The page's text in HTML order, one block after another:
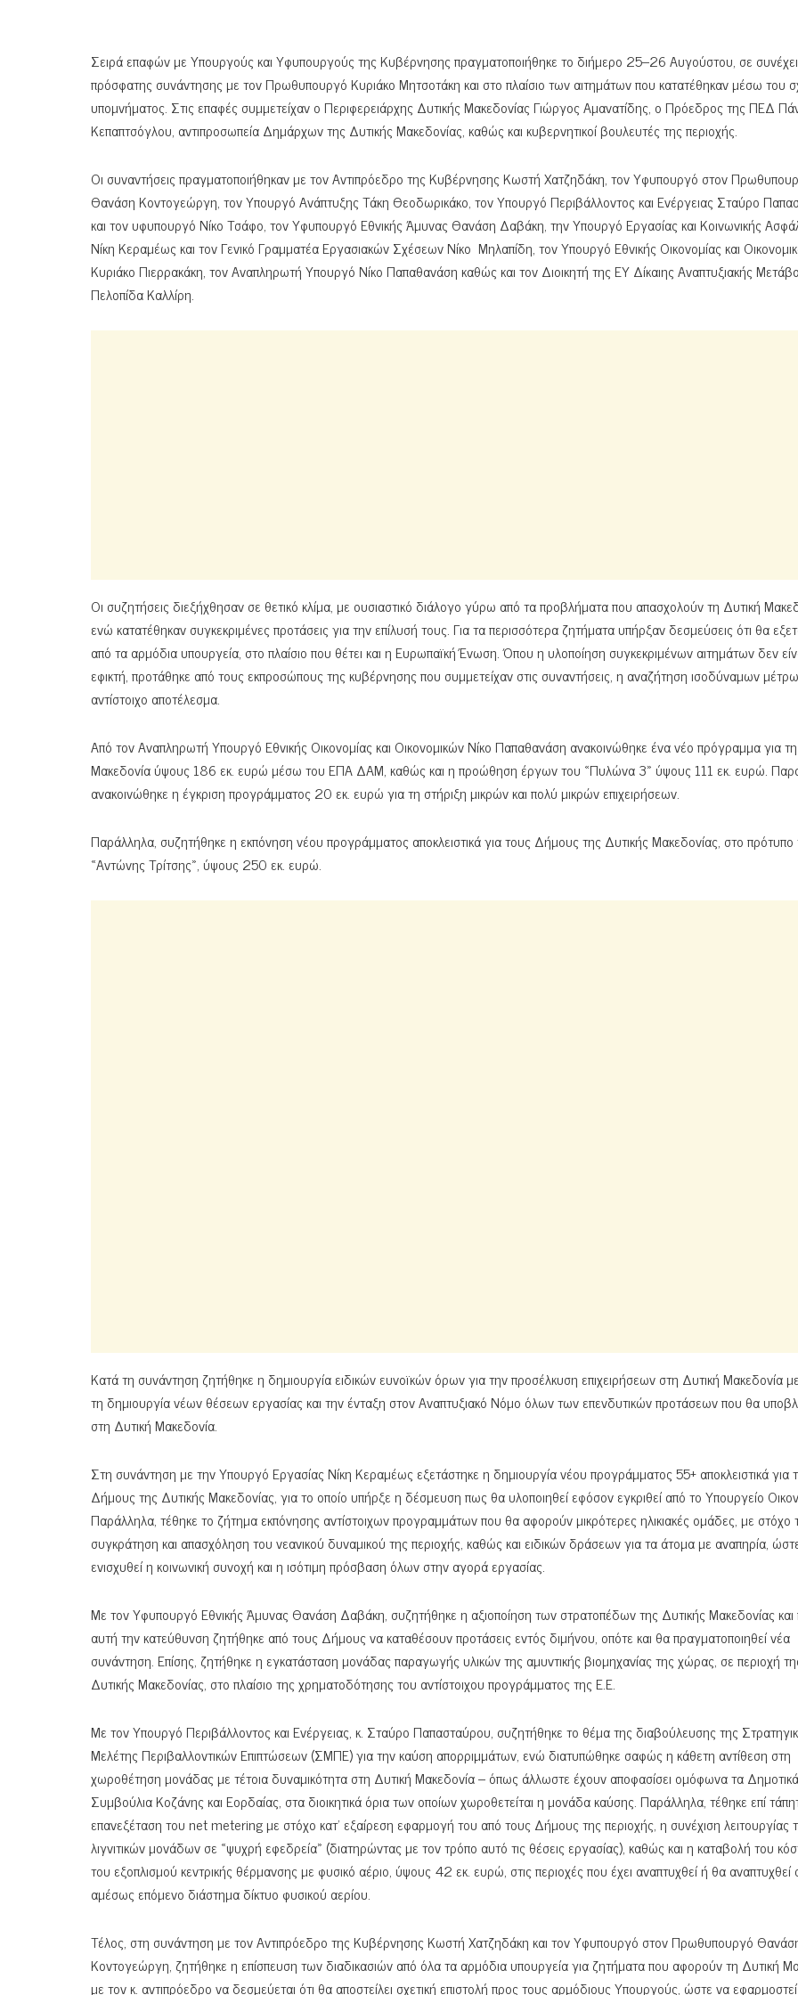
Σειρά επαφών με Υπουργούς και Υφυπουργούς της Κυβέρνησης πραγματοποιήθηκε το διήμερο 25–26 Αυγούστου, σε
πρόσφατης συνάντησης με τον Πρωθυπουργό Κυριάκο Μητσοτάκη και στο πλαίσιο των αιτημάτων που κατατέθηκαν μέσω του
υπομνήματος. Στις επαφές συμμετείχαν ο Περιφερειάρχης Δυτικής Μακεδονίας Γιώργος Αμανατίδης, ο Πρόεδρος της ΠΕΔ
Κεπαπτσόγλου, αντιπροσωπεία Δημάρχων της Δυτικής Μακεδονίας, καθώς και κυβερνητικοί βουλευτές της περιοχής.
Οι συναντήσεις πραγματοποιήθηκαν με τον Αντιπρόεδρο της Κυβέρνησης Κωστή Χατζηδάκη, τον Υφυπουργό στον
Θανάση Κοντογεώργη, τον Υπουργό Ανάπτυξης Τάκη Θεοδωρικάκο, τον Υπουργό Περιβάλλοντος και Ενέργειας Σταύρο
και τον υφυπουργό Νίκο Τσάφο, τον Υφυπουργό Εθνικής Άμυνας Θανάση Δαβάκη, την Υπουργό Εργασίας και Κοινωνικής
Νίκη Κεραμέως και τον Γενικό Γραμματέα Εργασιακών Σχέσεων Nίκο Μηλαπίδη, τον Υπουργό Εθνικής Οικονομίας και
Κυριάκο Πιερρακάκη, τον Αναπληρωτή Υπουργό Νίκο Παπαθανάση καθώς και τον Διοικητή της ΕΥ Δίκαιης Αναπτυξιακής
Πελοπίδα Καλλίρη.
Οι συζητήσεις διεξήχθησαν σε θετικό κλίμα, με ουσιαστικό διάλογο γύρω από τα προβλήματα που απασχολούν τη Δυτική
ενώ κατατέθηκαν συγκεκριμένες προτάσεις για την επίλυσή τους. Για τα περισσότερα ζητήματα υπήρξαν δεσμεύσεις ότι θα
από τα αρμόδια υπουργεία, στο πλαίσιο που θέτει και η Ευρωπαϊκή Ένωση. Όπου η υλοποίηση συγκεκριμένων αιτημάτων δεν
εφικτή, προτάθηκε από τους εκπροσώπους της κυβέρνησης που συμμετείχαν στις συναντήσεις, η αναζήτηση ισοδύναμων
αντίστοιχο αποτέλεσμα.
Από τον Αναπληρωτή Υπουργό Εθνικής Οικονομίας και Οικονομικών Νίκο Παπαθανάση ανακοινώθηκε ένα νέο πρόγραμμα για
Μακεδονία ύψους 186 εκ. ευρώ μέσω του ΕΠΑ ΔΑΜ, καθώς και η προώθηση έργων του «Πυλώνα 3» ύψους 111 εκ. ευρώ.
ανακοινώθηκε η έγκριση προγράμματος 20 εκ. ευρώ για τη στήριξη μικρών και πολύ μικρών επιχειρήσεων.
Παράλληλα, συζητήθηκε η εκπόνηση νέου προγράμματος αποκλειστικά για τους Δήμους της Δυτικής Μακεδονίας, στο
«Αντώνης Τρίτσης», ύψους 250 εκ. ευρώ.
Κατά τη συνάντηση ζητήθηκε η δημιουργία ειδικών ευνοϊκών όρων για την προσέλκυση επιχειρήσεων στη Δυτική Μακεδονία
τη δημιουργία νέων θέσεων εργασίας και την ένταξη στον Αναπτυξιακό Νόμο όλων των επενδυτικών προτάσεων που θα
στη Δυτική Μακεδονία.
Στη συνάντηση με την Υπουργό Εργασίας Νίκη Κεραμέως εξετάστηκε η δημιουργία νέου προγράμματος 55+ αποκλειστικά για
Δήμους της Δυτικής Μακεδονίας, για το οποίο υπήρξε η δέσμευση πως θα υλοποιηθεί εφόσον εγκριθεί από το Υπουργείο
Παράλληλα, τέθηκε το ζήτημα εκπόνησης αντίστοιχων προγραμμάτων που θα αφορούν μικρότερες ηλικιακές ομάδες, με στόχο
συγκράτηση και απασχόληση του νεανικού δυναμικού της περιοχής, καθώς και ειδικών δράσεων για τα άτομα με αναπηρία,
ενισχυθεί η κοινωνική συνοχή και η ισότιμη πρόσβαση όλων στην αγορά εργασίας.
Με τον Υφυπουργό Εθνικής Άμυνας Θανάση Δαβάκη, συζητήθηκε η αξιοποίηση των στρατοπέδων της Δυτικής Μακεδονίας
αυτή την κατεύθυνση ζητήθηκε από τους Δήμους να καταθέσουν προτάσεις εντός διμήνου, οπότε και θα πραγματοποιηθεί νέα
συνάντηση. Επίσης, ζητήθηκε η εγκατάσταση μονάδας παραγωγής υλικών της αμυντικής βιομηχανίας της χώρας, σε περιοχή
Δυτικής Μακεδονίας, στο πλαίσιο της χρηματοδότησης του αντίστοιχου προγράμματος της Ε.Ε.
Με τον Υπουργό Περιβάλλοντος και Ενέργειας, κ. Σταύρο Παπασταύρου, συζητήθηκε το θέμα της διαβούλευσης της
Μελέτης Περιβαλλοντικών Επιπτώσεων (ΣΜΠΕ) για την καύση απορριμμάτων, ενώ διατυπώθηκε σαφώς η κάθετη αντίθεση στη
χωροθέτηση μονάδας με τέτοια δυναμικότητα στη Δυτική Μακεδονία – όπως άλλωστε έχουν αποφασίσει ομόφωνα τα Δημοτικά
Συμβούλια Κοζάνης και Εορδαίας, στα διοικητικά όρια των οποίων χωροθετείται η μονάδα καύσης. Παράλληλα, τέθηκε επί
επανεξέταση του net metering με στόχο κατ’ εξαίρεση εφαρμογή του από τους Δήμους της περιοχής, η συνέχιση λειτουργίας
λιγνιτικών μονάδων σε «ψυχρή εφεδρεία» (διατηρώντας με τον τρόπο αυτό τις θέσεις εργασίας), καθώς και η καταβολή του
του εξοπλισμού κεντρικής θέρμανσης με φυσικό αέριο, ύψους 42 εκ. ευρώ, στις περιοχές που έχει αναπτυχθεί ή θα αναπτυχθεί
αμέσως επόμενο διάστημα δίκτυο φυσικού αερίου.
Τέλος, στη συνάντηση με τον Αντιπρόεδρο της Κυβέρνησης Κωστή Χατζηδάκη και τον Υφυπουργό στον Πρωθυπουργό
Κοντογεώργη, ζητήθηκε η επίσπευση των διαδικασιών από όλα τα αρμόδια υπουργεία για ζητήματα που αφορούν τη Δυτική
με τον κ. αντιπρόεδρο να δεσμεύεται ότι θα αποστείλει σχετική επιστολή προς τους αρμόδιους Υπουργούς, ώστε να